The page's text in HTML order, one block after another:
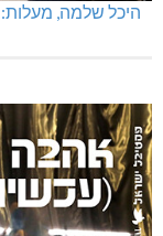
היכל שלמה, מעלות: